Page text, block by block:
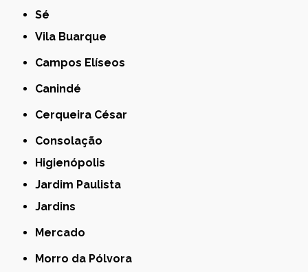
Sé
Vila Buarque
Campos Elíseos
Canindé
Cerqueira César
Consolação
Higienópolis
Jardim Paulista
Jardins
Mercado
Morro da Pólvora